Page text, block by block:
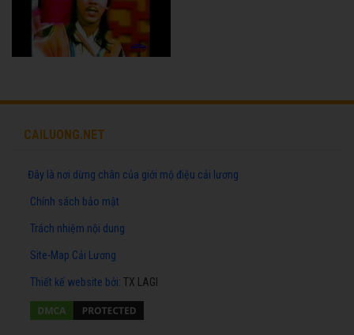
CAILUONG.NET
Đây là nơi dừng chân của giới mộ điệu cải lương
Chính sách bảo mật
Trách nhiệm nội dung
Site-Map Cải Lương
Thiết kế website bởi: TX LAGI